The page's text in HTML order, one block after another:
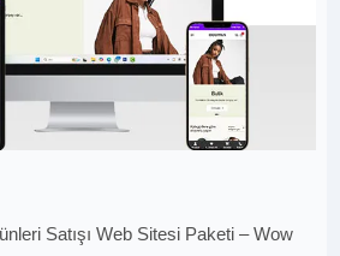
Satışı Web Sitesi Paketi – Wow